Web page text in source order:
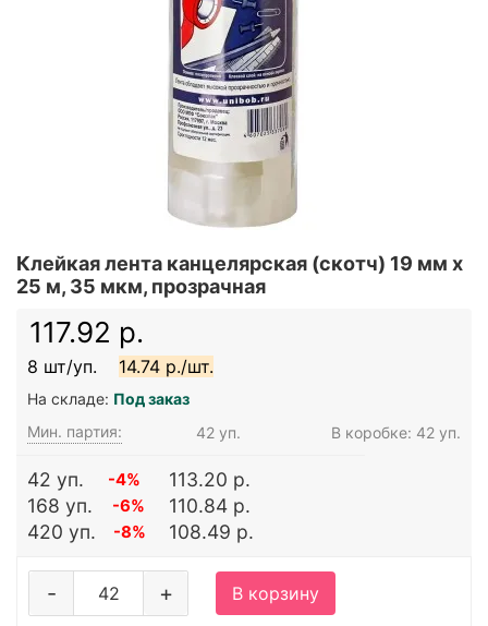
Клейкая лента канцелярская (скотч) 19 мм х
25 м, 35 мкм, прозрачная
117.92 р.
8 шт/уп. 14.74 р./шт.
На складе: Под заказ
Мин. партия:
42 уп. В коробке: 42 уп.
42 уп. -4%
113.20 р.
168 уп.
-6%
110.84 р.
420 уп.
-8% 108.49 р.
+
- В корзину